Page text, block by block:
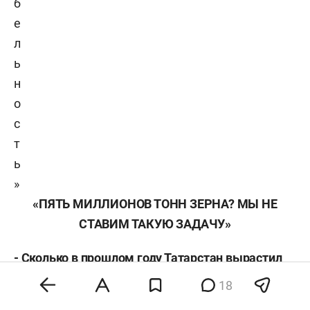
б
е
л
ь
н
о
с
т
ь
»
«ПЯТЬ МИЛЛИОНОВ ТОНН ЗЕРНА? МЫ НЕ
СТАВИМ ТАКУЮ ЗАДАЧУ»
- Сколько в прошлом году Татарстан вырастил
зерна?
18